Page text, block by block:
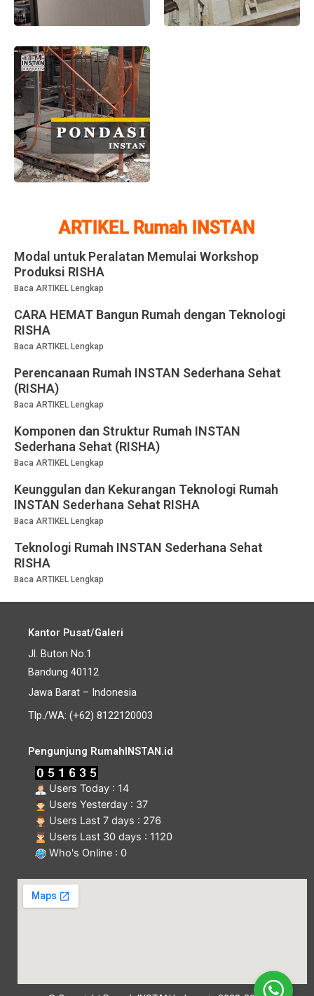
ARTIKEL Rumah INSTAN
Modal untuk Peralatan Memulai Workshop
Produksi RISHA
Baca ARTIKEL Lengkap
CARA HEMAT Bangun Rumah dengan Teknologi
RISHA
Baca ARTIKEL Lengkap
Perencanaan Rumah INSTAN Sederhana Sehat
(RISHA)
Baca ARTIKEL Lengkap
Komponen dan Struktur Rumah INSTAN
Sederhana Sehat (RISHA)
Baca ARTIKEL Lengkap
Keunggulan dan Kekurangan Teknologi Rumah
INSTAN Sederhana Sehat RISHA
Baca ARTIKEL Lengkap
Teknologi Rumah INSTAN Sederhana Sehat
RISHA​
Baca ARTIKEL Lengkap
Kantor Pusat/Galeri
Jl. Buton No.1
Bandung 40112
Jawa Barat – Indonesia
Tlp./WA: (+62) 8122120003
Pengunjung RumahINSTAN.id
Users Today : 14
Users Yesterday : 37
Users Last 7 days : 276
Users Last 30 days : 1120
Who's Online : 0